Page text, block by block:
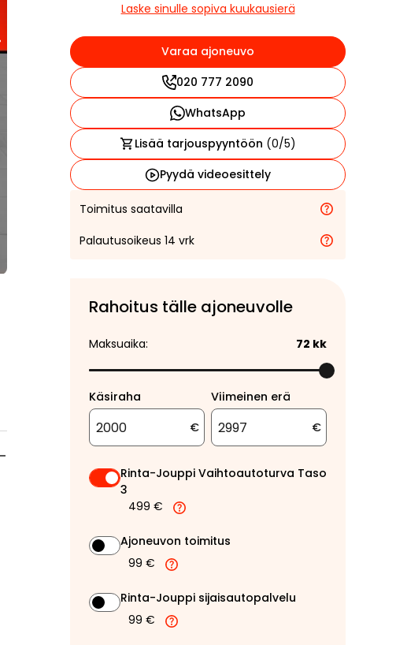
Laske sinulle sopiva kuukausierä
Varaa ajoneuvo
020 777 2090
WhatsApp
Lisää tarjouspyyntöön (0/5)
Pyydä videoesittely
Toimitus saatavilla
Palautusoikeus 14 vrk
Rahoitus tälle ajoneuvolle
Maksuaika: 72 kk
Käsiraha
€
Viimeinen erä
€
Rinta-Jouppi Vaihtoautoturva Taso
3
499 €
Ajoneuvon toimitus
99 €
Rinta-Jouppi sijaisautopalvelu
99 €